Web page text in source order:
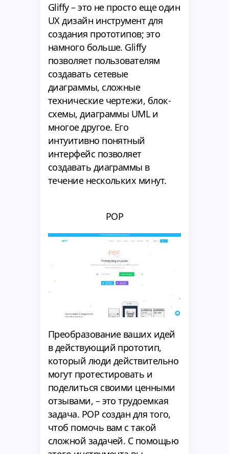
Gliffy – это не просто еще один
UX дизайн инструмент для
создания прототипов; это
намного больше. Gliffy
позволяет пользователям
создавать сетевые
диаграммы, сложные
технические чертежи, блок-
схемы, диаграммы UML и
многое другое. Его
интуитивно понятный
интерфейс позволяет
создавать диаграммы в
течение нескольких минут.
POP
Преобразование ваших идей
в действующий прототип,
который люди действительно
могут протестировать и
поделиться своими ценными
отзывами, – это трудоемкая
задача. POP создан для того,
чтоб помочь вам с такой
сложной задачей. С помощью